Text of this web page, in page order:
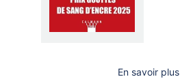
En savoir plus